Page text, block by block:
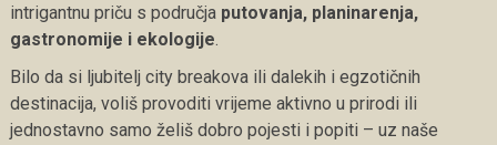
intrigantnu priču s područja putovanja, planinarenja,
gastronomije i ekologije.
Bilo da si ljubitelj city breakova ili dalekih i egzotičnih
destinacija, voliš provoditi vrijeme aktivno u prirodi ili
jednostavno samo želiš dobro pojesti i popiti – uz naše